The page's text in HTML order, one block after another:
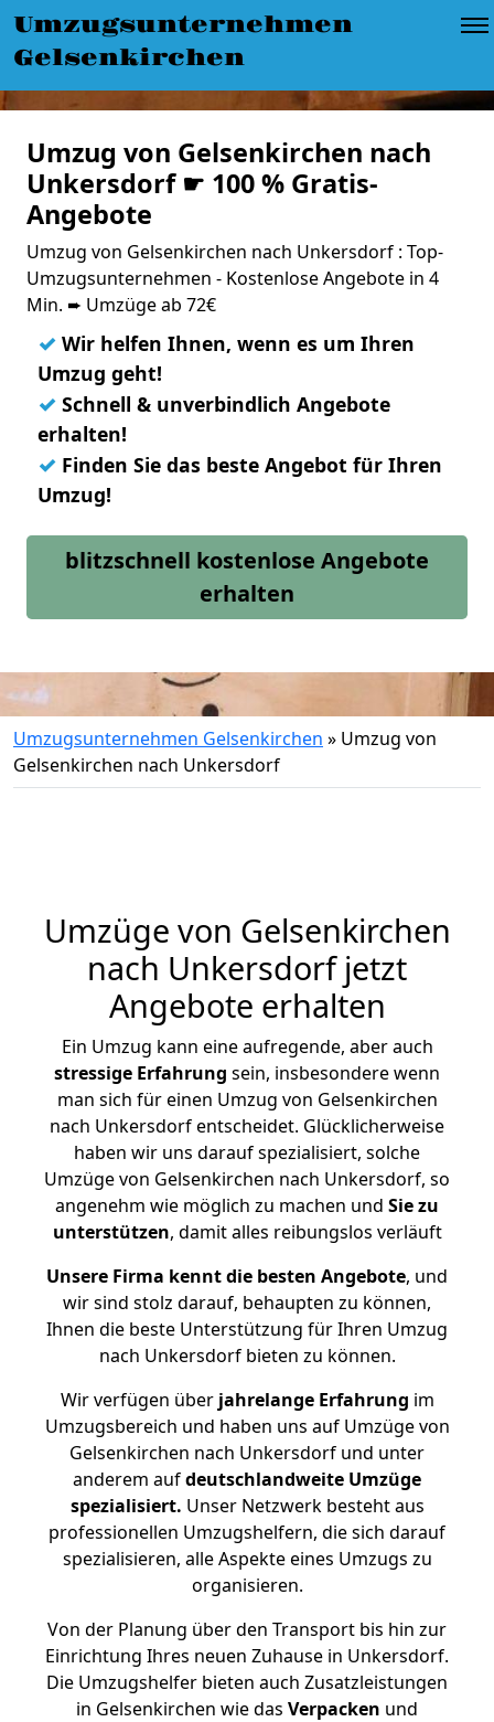
Umzugsunternehmen
Gelsenkirchen
Umzug von Gelsenkirchen nach
Unkersdorf ☛ 100 % Gratis-
Angebote
Umzug von Gelsenkirchen nach Unkersdorf : Top-
Umzugsunternehmen - Kostenlose Angebote in 4
Min. ➨ Umzüge ab 72€
✓ Wir helfen Ihnen, wenn es um Ihren
Umzug geht!
✓ Schnell & unverbindlich Angebote
erhalten!
✓ Finden Sie das beste Angebot für Ihren
Umzug!
blitzschnell kostenlose Angebote
erhalten
Umzugsunternehmen Gelsenkirchen » Umzug von
Gelsenkirchen nach Unkersdorf
Umzüge von Gelsenkirchen
nach Unkersdorf jetzt
Angebote erhalten
Ein Umzug kann eine aufregende, aber auch
stressige Erfahrung sein, insbesondere wenn
man sich für einen Umzug von Gelsenkirchen
nach Unkersdorf entscheidet. Glücklicherweise
haben wir uns darauf spezialisiert, solche
Umzüge von Gelsenkirchen nach Unkersdorf, so
angenehm wie möglich zu machen und Sie zu
unterstützen, damit alles reibungslos verläuft
Unsere Firma kennt die besten Angebote, und
wir sind stolz darauf, behaupten zu können,
Ihnen die beste Unterstützung für Ihren Umzug
nach Unkersdorf bieten zu können.
Wir verfügen überjahrelange Erfahrung im
Umzugsbereich und haben uns auf Umzüge von
Gelsenkirchen nach Unkersdorf und unter
anderem aufdeutschlandweite Umzüge
spezialisiert. Unser Netzwerk besteht aus
professionellen Umzugshelfern, die sich darauf
spezialisieren, alle Aspekte eines Umzugs zu
organisieren.
Von der Planung über den Transport bis hin zur
Einrichtung Ihres neuen Zuhause in Unkersdorf.
Die Umzugshelfer bieten auch Zusatzleistungen
in Gelsenkirchen wie das Verpacken und